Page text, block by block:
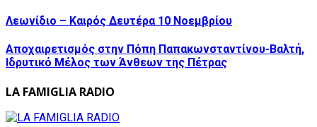
Λεωνίδιο – Καιρός Δευτέρα 10 Νοεμβρίου
Αποχαιρετισμός στην Πόπη Παπακωνσταντίνου-Βαλτή,
Ιδρυτικό Μέλος των Άνθεων της Πέτρας
LA FAMIGLIA RADIO